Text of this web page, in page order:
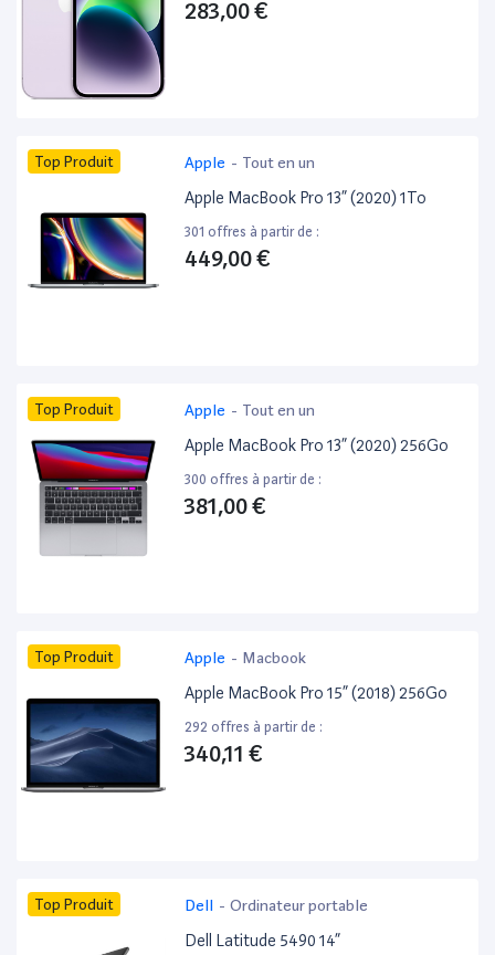
283,00 €
Top Produit Apple - Tout en un
Apple MacBook Pro 13” (2020) 1To
301 offres à partir de :
449,00 €
Top Produit Apple - Tout en un
Apple MacBook Pro 13” (2020) 256Go
300 offres à partir de :
381,00 €
Top Produit Apple - Macbook
Apple MacBook Pro 15” (2018) 256Go
292 offres à partir de :
340,11 €
Top Produit Dell - Ordinateur portable
Dell Latitude 5490 14”